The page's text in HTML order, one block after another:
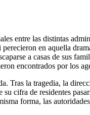
entre las distintas
en aquella
a casas de sus
encontrados por los
Tras la tragedia, la
cifra de residentes
forma, las